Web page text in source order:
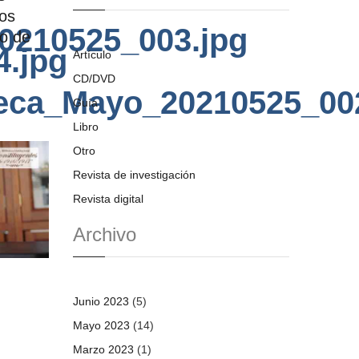
de
Artículo
CD/DVD
Guía
Libro
Otro
Revista de investigación
Revista digital
Archivo
Junio 2023 (5)
Mayo 2023 (14)
Marzo 2023 (1)